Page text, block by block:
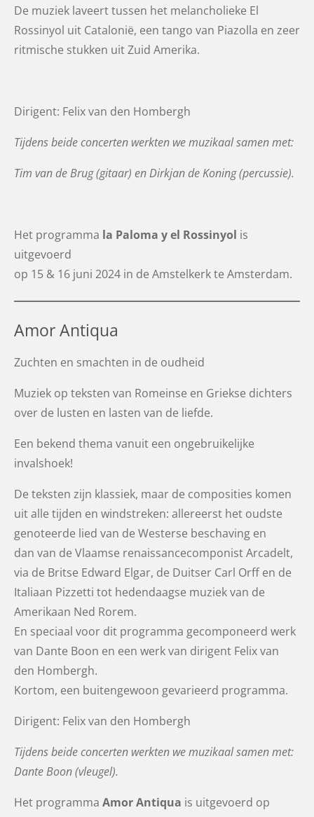
De muziek laveert tussen het melancholieke El
Rossinyol uit Catalonië, een tango van Piazolla en zeer
ritmische stukken uit Zuid Amerika.
Dirigent: Felix van den Hombergh
Tijdens beide concerten werkten we muzikaal samen met:
Tim van de Brug (gitaar) en Dirkjan de Koning (percussie).
Het programma la Paloma y el Rossinyol is
uitgevoerd
op 15 & 16 juni 2024 in de Amstelkerk te Amsterdam.
Amor Antiqua
Zuchten en smachten in de oudheid
Muziek op teksten van Romeinse en Griekse dichters
over de lusten en lasten van de liefde.
Een bekend thema vanuit een ongebruikelijke
invalshoek!
De teksten zijn klassiek, maar de composities komen
uit alle tijden en windstreken: allereerst het oudste
genoteerde lied van de Westerse beschaving en
dan van de Vlaamse renaissancecomponist Arcadelt,
via de Britse Edward Elgar, de Duitser Carl Orff en de
Italiaan Pizzetti tot hedendaagse muziek van de
Amerikaan Ned Rorem.
En speciaal voor dit programma gecomponeerd werk
van Dante Boon en een werk van dirigent Felix van
den Hombergh.
Kortom, een buitengewoon gevarieerd programma.
Dirigent: Felix van den Hombergh
Tijdens beide concerten werkten we muzikaal samen met:
Dante Boon (vleugel).
Het programma Amor Antiqua is uitgevoerd op